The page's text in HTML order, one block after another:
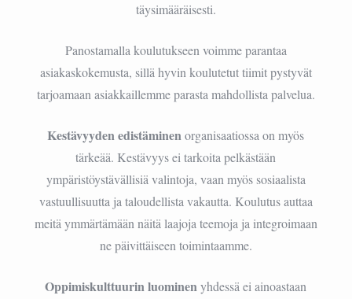
täysimääräisesti.
Panostamalla koulutukseen voimme parantaa
asiakaskokemusta, sillä hyvin koulutetut tiimit pystyvät
tarjoamaan asiakkaillemme parasta mahdollista palvelua.
Kestävyyden edistäminenorganisaatiossa on myös
tärkeää. Kestävyys ei tarkoita pelkästään
ympäristöystävällisiä valintoja, vaan myös sosiaalista
vastuullisuutta ja taloudellista vakautta. Koulutus auttaa
meitä ymmärtämään näitä laajoja teemoja ja integroimaan
ne päivittäiseen toimintaamme.
Oppimiskulttuurin luominenyhdessä ei ainoastaan